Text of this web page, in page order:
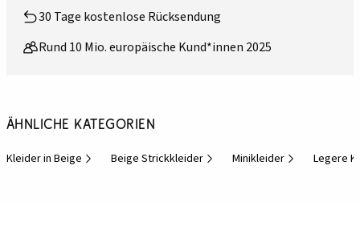
30 Tage kostenlose Rücksendung
Rund 10 Mio. europäische Kund*innen 2025
Ähnliche Kategorien
Kleider in Beige Beige Strickkleider Minikleider Legere